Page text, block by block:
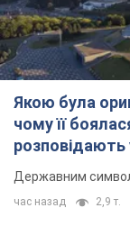
Якою була
чому її
розповідають
Державним
час назад 2,9 т.